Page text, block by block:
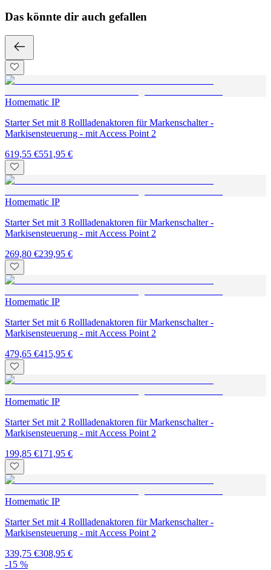
Das könnte dir auch gefallen
Homematic IP
Starter Set mit 8 Rollladenaktoren für Markenschalter -
Markisensteuerung - mit Access Point 2
619,55 €551,95 €
Homematic IP
Starter Set mit 3 Rollladenaktoren für Markenschalter -
Markisensteuerung - mit Access Point 2
269,80 €239,95 €
Homematic IP
Starter Set mit 6 Rollladenaktoren für Markenschalter -
Markisensteuerung - mit Access Point 2
479,65 €415,95 €
Homematic IP
Starter Set mit 2 Rollladenaktoren für Markenschalter -
Markisensteuerung - mit Access Point 2
199,85 €171,95 €
Homematic IP
Starter Set mit 4 Rollladenaktoren für Markenschalter -
Markisensteuerung - mit Access Point 2
339,75 €308,95 €
-15 %